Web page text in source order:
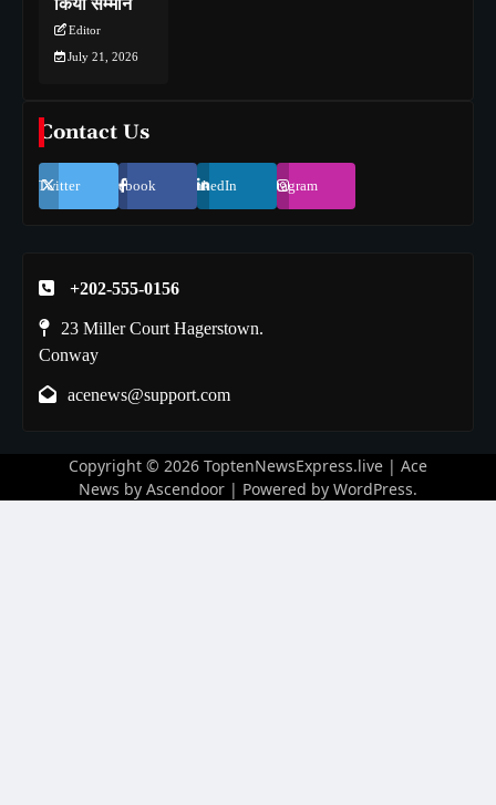
किया सम्मान
Editor
July 21, 2026
Contact Us
Twitter Facebook LinkedIn Instagram
+202-555-0156
23 Miller Court Hagerstown.
Conway
acenews@support.com
Copyright © 2026 ToptenNewsExpress.live | Ace
News by Ascendoor | Powered by WordPress.